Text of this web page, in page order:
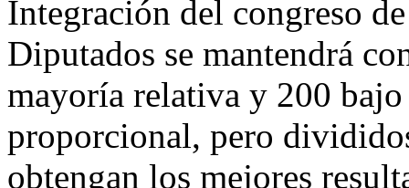
Integración del congreso
Diputados se mantendrá
mayoría relativa y 200
proporcional, pero
obtengan los mejores